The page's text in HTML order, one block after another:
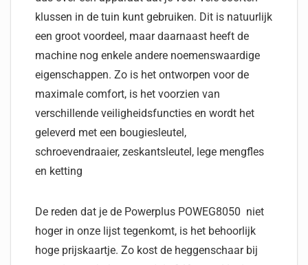
klussen in de tuin kunt gebruiken. Dit is natuurlijk
een groot voordeel, maar daarnaast heeft de
machine nog enkele andere noemenswaardige
eigenschappen. Zo is het ontworpen voor de
maximale comfort, is het voorzien van
verschillende veiligheidsfuncties en wordt het
geleverd met een bougiesleutel,
schroevendraaier, zeskantsleutel, lege mengfles
en ketting
De reden dat je de Powerplus POWEG8050 niet
hoger in onze lijst tegenkomt, is het behoorlijk
hoge prijskaartje. Zo kost de heggenschaar bij